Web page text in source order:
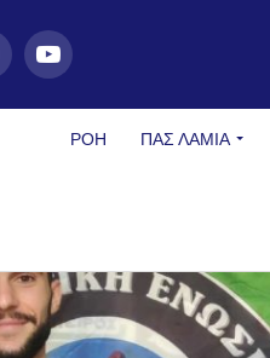
ΡΟΗ ΠΑΣ ΛΑΜΊΑ